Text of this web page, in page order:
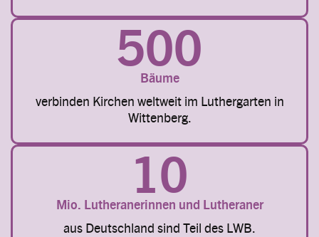
500
Bäume
verbinden Kirchen weltweit im Luthergarten in
Wittenberg.
10
Mio. Lutheranerinnen und Lutheraner
aus Deutschland sind Teil des LWB.